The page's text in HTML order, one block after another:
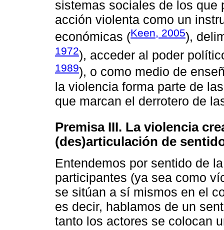
sistemas sociales de los que
acción violenta como un
económicas (Keen, 2005),
1972), acceder al poder
1989), o como medio de
la violencia forma parte de
que marcan el derrotero de
Premisa III. La violencia
(des)articulación de
Entendemos por sentido de
participantes (ya sea como
se sitúan a sí mismos en el
es decir, hablamos de un
tanto los actores se colocan